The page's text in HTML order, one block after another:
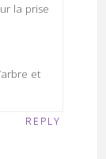
la prise
et
REPLY